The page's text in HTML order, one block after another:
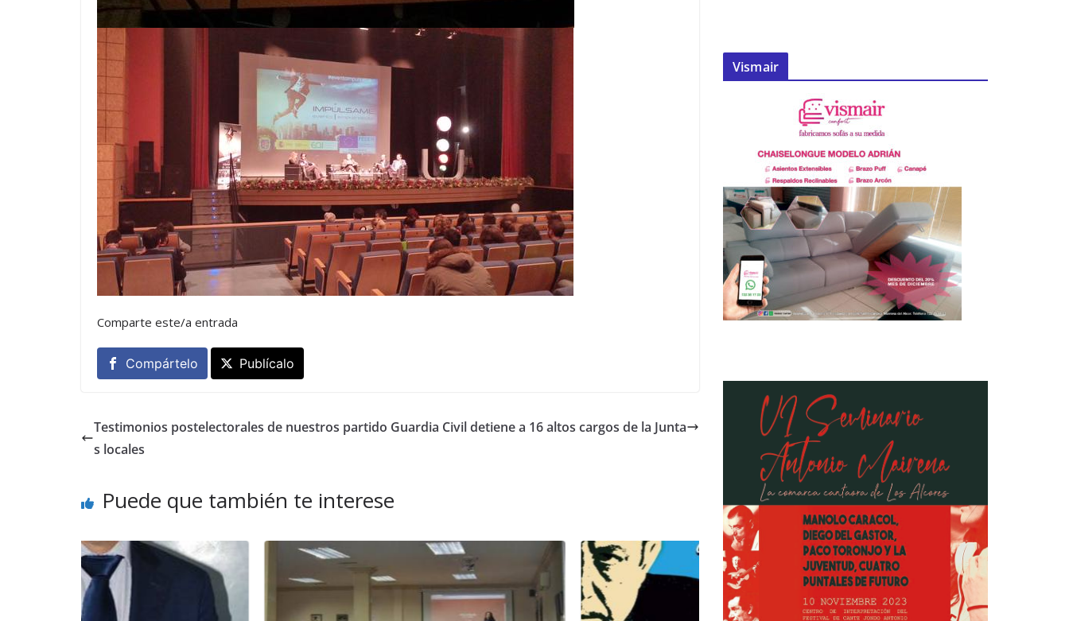
Comparte este/a entrada
Compártelo Publícalo
Testimonios postelectorales de nuestros partido
s locales
Guardia Civil detiene a 16 altos cargos de la Junta
Puede que también te interese
Vismair